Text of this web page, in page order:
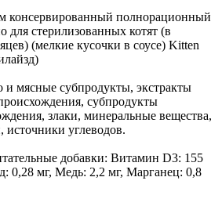
полнорационный
для стерилизованных котят (в
(мелкие кусочки в соусе) Kitten
субпродукты, экстракты
субпродукты
злаки, минеральные вещества,
углеводов.
добавки: Витамин D3: 155
0,28 мг, Медь: 2,2 мг, Марганец: 0,8